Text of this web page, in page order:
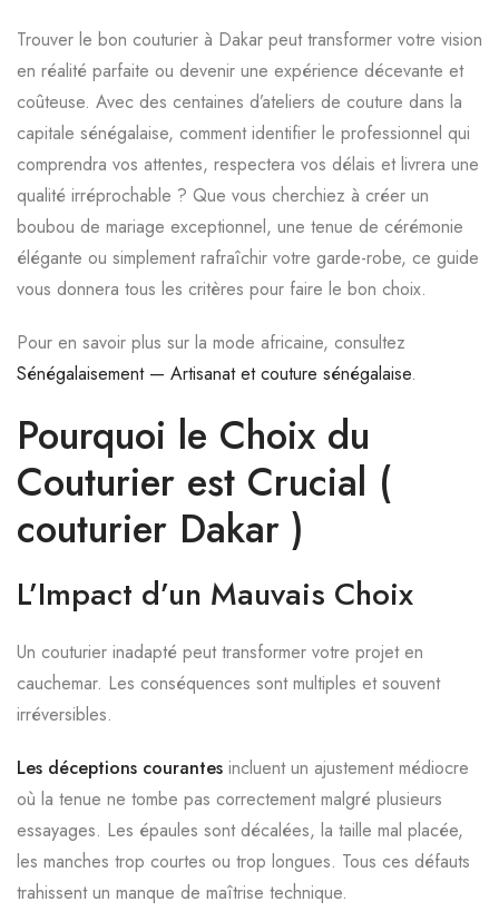
Trouver le bon couturier à Dakar peut transformer votre vision
en réalité parfaite ou devenir une expérience décevante et
coûteuse. Avec des centaines d’ateliers de couture dans la
capitale sénégalaise, comment identifier le professionnel qui
comprendra vos attentes, respectera vos délais et livrera une
qualité irréprochable ? Que vous cherchiez à créer un
boubou de mariage exceptionnel, une tenue de cérémonie
élégante ou simplement rafraîchir votre garde-robe, ce guide
vous donnera tous les critères pour faire le bon choix.
Pour en savoir plus sur la mode africaine, consultez
Sénégalaisement — Artisanat et couture sénégalaise.
Pourquoi le Choix du
Couturier est Crucial (
couturier Dakar )
L’Impact d’un Mauvais Choix
Un couturier inadapté peut transformer votre projet en
cauchemar. Les conséquences sont multiples et souvent
irréversibles.
Les déceptions courantes incluent un ajustement médiocre
où la tenue ne tombe pas correctement malgré plusieurs
essayages. Les épaules sont décalées, la taille mal placée,
les manches trop courtes ou trop longues. Tous ces défauts
trahissent un manque de maîtrise technique.